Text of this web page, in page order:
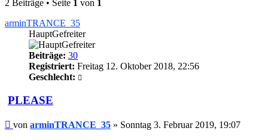
2 Beiträge • Seite 1 von 1
arminTRANCE_35
HauptGefreiter
Beiträge: 30
Registriert: Freitag 12. Oktober 2018, 22:56
Geschlecht:
PLEASE
Beitrag
von arminTRANCE_35 » Sonntag 3. Februar 2019, 19:07